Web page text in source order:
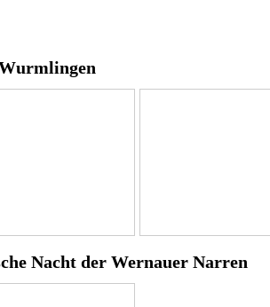
Nacht der Wernauer Narren